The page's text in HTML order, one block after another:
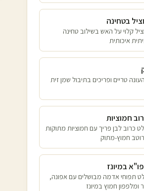
בטחינה
קלוי על האש בשילוב טחינה
איכותית
טריים ופריכים בתיבול שמן זית
חמוציות
כרוב לבן פריך עם חמוציות מתוקות
חמוץ-מתוק
במיונז
תפוחי אדמה מבושלים עם אפונה,
ומלפפון חמוץ במיונז